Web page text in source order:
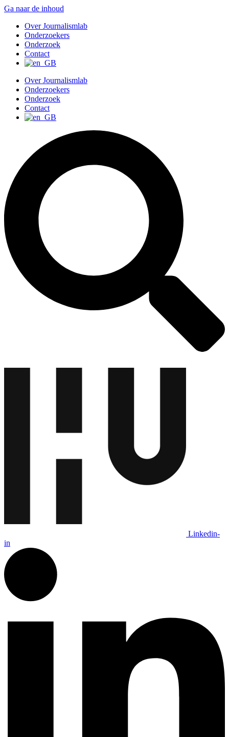
Ga naar de inhoud
Over Journalismlab
Onderzoekers
Onderzoek
Contact
Over Journalismlab
Onderzoekers
Onderzoek
Contact
Linkedin-
in